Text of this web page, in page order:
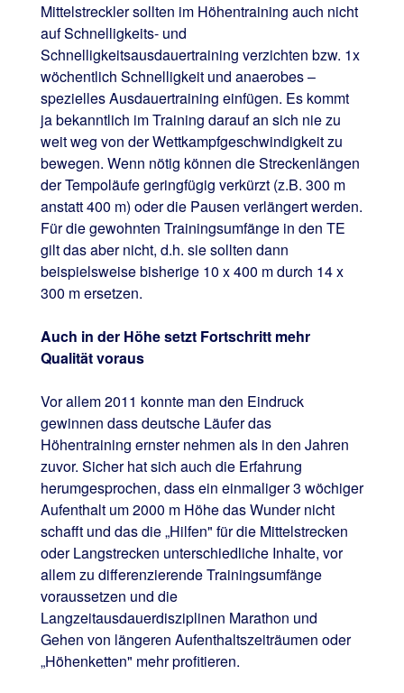
Mittelstreckler sollten im Höhentraining auch nicht
auf Schnelligkeits- und
Schnelligkeitsausdauertraining verzichten bzw. 1x
wöchentlich Schnelligkeit und anaerobes –
spezielles Ausdauertraining einfügen. Es kommt
ja bekanntlich im Training darauf an sich nie zu
weit weg von der Wettkampfgeschwindigkeit zu
bewegen. Wenn nötig können die Streckenlängen
der Tempoläufe geringfügig verkürzt (z.B. 300 m
anstatt 400 m) oder die Pausen verlängert werden.
Für die gewohnten Trainingsumfänge in den TE
gilt das aber nicht, d.h. sie sollten dann
beispielsweise bisherige 10 x 400 m durch 14 x
300 m ersetzen.
Auch in der Höhe setzt Fortschritt mehr
Qualität voraus
Vor allem 2011 konnte man den Eindruck
gewinnen dass deutsche Läufer das
Höhentraining ernster nehmen als in den Jahren
zuvor. Sicher hat sich auch die Erfahrung
herumgesprochen, dass ein einmaliger 3 wöchiger
Aufenthalt um 2000 m Höhe das Wunder nicht
schafft und das die „Hilfen" für die Mittelstrecken
oder Langstrecken unterschiedliche Inhalte, vor
allem zu differenzierende Trainingsumfänge
voraussetzen und die
Langzeitausdauerdisziplinen Marathon und
Gehen von längeren Aufenthaltszeiträumen oder
„Höhenketten" mehr profitieren.